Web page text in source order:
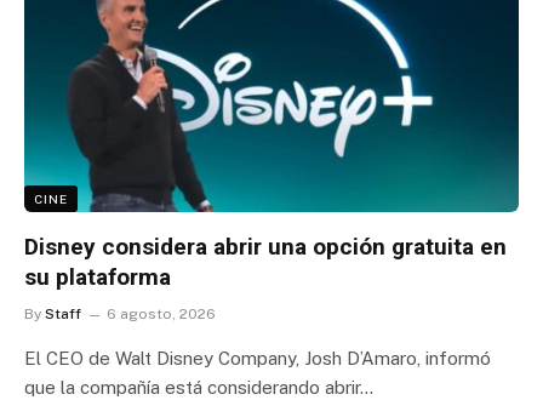
CINE
Disney considera abrir una opción gratuita en
su plataforma
By Staff 6 agosto, 2026
El CEO de Walt Disney Company, Josh D’Amaro, informó
que la compañía está considerando abrir…